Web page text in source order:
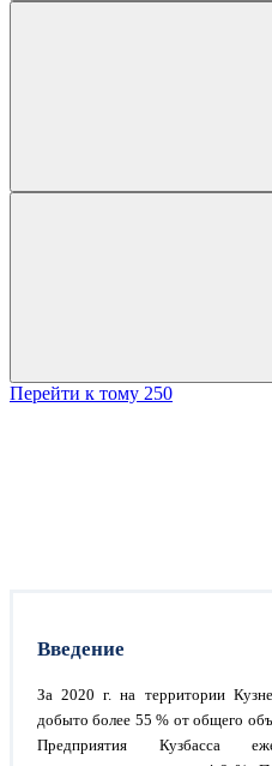
Перейти к тому 250
Введение
За 2020 г. на территории
добыто более 55 % от общего
Предприятия Кузбасса